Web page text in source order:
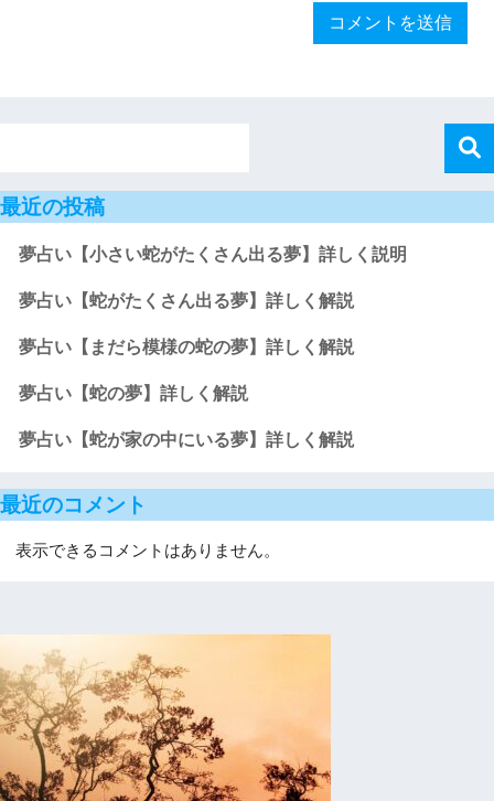
最近の投稿
夢占い【小さい蛇がたくさん出る夢】詳しく説明
夢占い【蛇がたくさん出る夢】詳しく解説
夢占い【まだら模様の蛇の夢】詳しく解説
夢占い【蛇の夢】詳しく解説
夢占い【蛇が家の中にいる夢】詳しく解説
最近のコメント
表示できるコメントはありません。